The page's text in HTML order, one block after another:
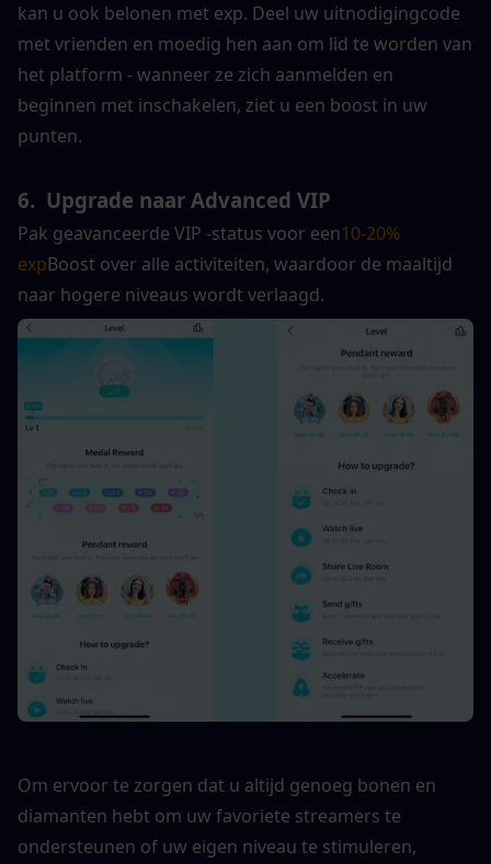
kan u ook belonen met exp. Deel uw uitnodigingcode
met vrienden en moedig hen aan om lid te worden van
het platform - wanneer ze zich aanmelden en
beginnen met inschakelen, ziet u een boost in uw
punten.
6. Upgrade naar Advanced VIP
Pak geavanceerde VIP -status voor een10-20%
expBoost over alle activiteiten, waardoor de maaltijd
naar hogere niveaus wordt verlaagd.
Om ervoor te zorgen dat u altijd genoeg bonen en
diamanten hebt om uw favoriete streamers te
ondersteunen of uw eigen niveau te stimuleren,